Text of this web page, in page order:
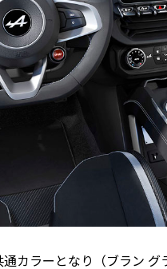
カラーとなり（ブラン